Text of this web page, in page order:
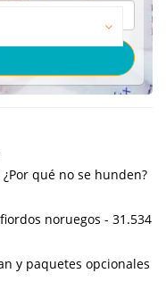
qué no se hunden?
noruegos - 31.534
y paquetes opcionales